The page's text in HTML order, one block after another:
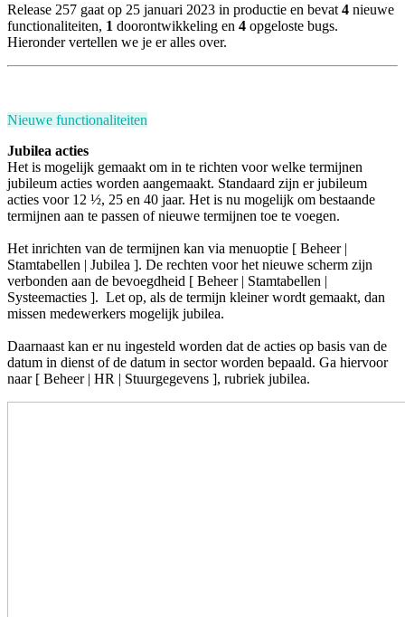
Release 257 gaat op 25 januari 2023 in productie en bevat 4 nieuwe
functionaliteiten, 1 doorontwikkeling en 4 opgeloste bugs.
Hieronder vertellen we je er alles over.
Nieuwe functionaliteiten
Jubilea acties
Het is mogelijk gemaakt om in te richten voor welke termijnen
jubileum acties worden aangemaakt. Standaard zijn er jubileum
acties voor 12 ½, 25 en 40 jaar. Het is nu mogelijk om bestaande
termijnen aan te passen of nieuwe termijnen toe te voegen.
Het inrichten van de termijnen kan via menuoptie [ Beheer |
Stamtabellen | Jubilea ]. De rechten voor het nieuwe scherm zijn
verbonden aan de bevoegdheid [ Beheer | Stamtabellen |
Systeemacties ]. Let op, als de termijn kleiner wordt gemaakt, dan
missen medewerkers mogelijk jubilea.
Daarnaast kan er nu ingesteld worden dat de acties op basis van de
datum in dienst of de datum in sector worden bepaald. Ga hiervoor
naar [ Beheer | HR | Stuurgegevens ], rubriek jubilea.